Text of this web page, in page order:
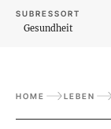
SUBRESSORT
Gesundheit
HOME LEBEN